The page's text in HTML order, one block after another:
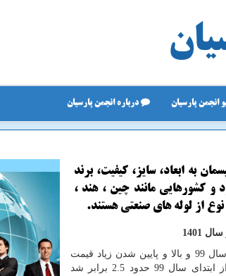
انجمن پارسیان درباره انجمن پارسیان
به ابعاد، سایز، کیفیت، برند
و کشورهایی مانند چین ، هند ،
نوع از لوله های صنعتی هستند.
1401
باتوجه به تغییرات زیاد قیمتی در سال 99 و بالا و پایین شدن زیاد قیمت
آهن و اتصالات در این سال که از ابتدای سال 99 حدود 2.5 برابر شد